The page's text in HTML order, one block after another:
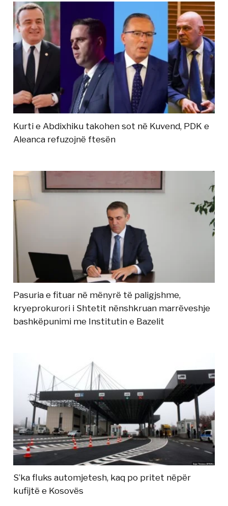
Kurti e Abdixhiku takohen sot në Kuvend, PDK e
Aleanca refuzojnë ftesën
Pasuria e fituar në mënyrë të paligjshme,
kryeprokurori i Shtetit nënshkruan marrëveshje
bashkëpunimi me Institutin e Bazelit
S’ka fluks automjetesh, kaq po pritet nëpër
kufijtë e Kosovës